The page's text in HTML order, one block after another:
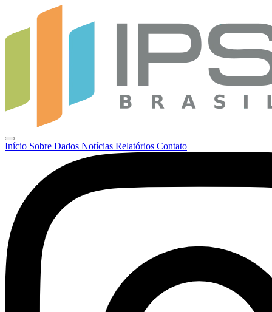
Início Sobre Dados Notícias Relatórios Contato